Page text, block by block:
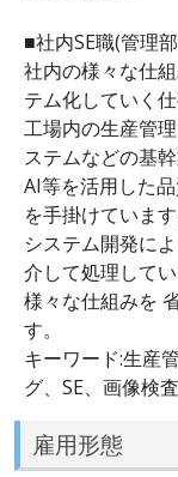
■社内SE職(管理
社内の様々な仕
テム化していく仕
工場内の生産管
ステムなどの基幹
AI等を活用した
を手掛けています
システム開発に
介して処理して
様々な仕組みを
す。
キーワード:生産
グ、SE、画像検
雇用形態